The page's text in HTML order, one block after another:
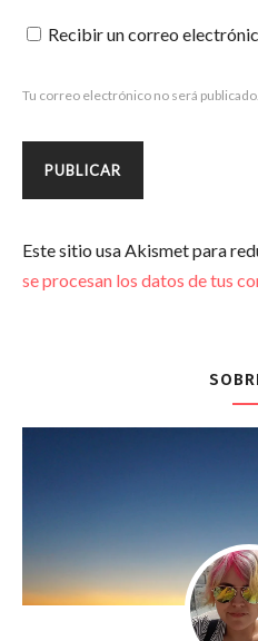
Recibir un correo
Tu correo electrónico no será publicado.
Este sitio usa Akismet para
se procesan los datos de tus